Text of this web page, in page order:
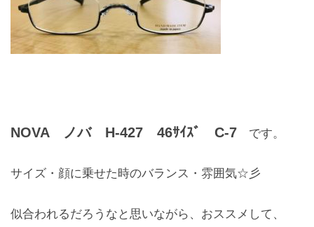
レンズ
Lens
Hearing Aid
NOVA ノバ H-427 46ｻｲｽﾞ C-7 です。
サイズ・顔に乗せた時のバランス・雰囲気☆彡
似合われるだろうなと思いながら、おススメして、